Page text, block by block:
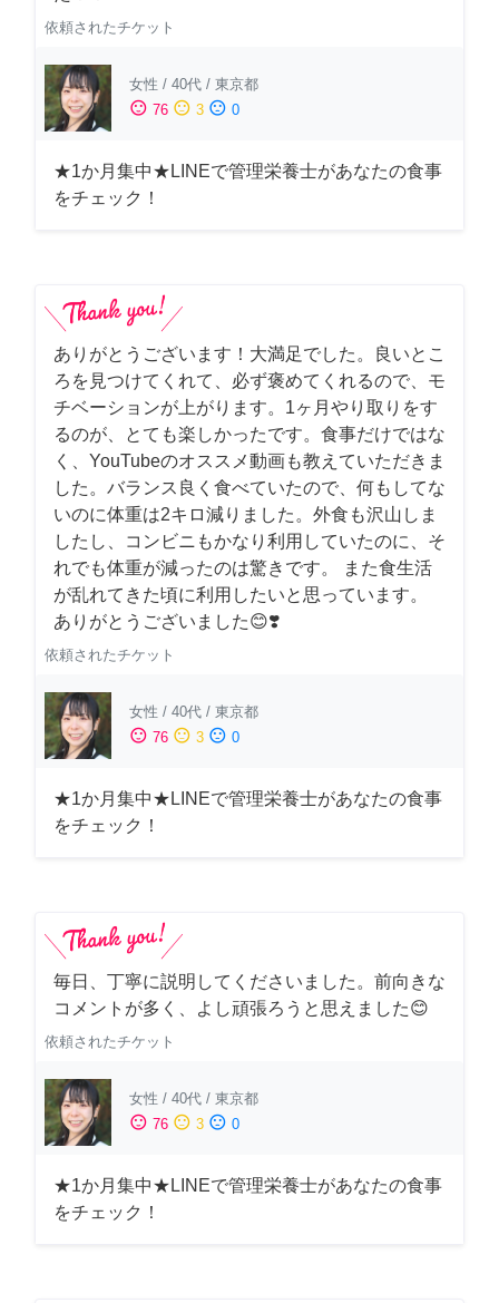
依頼されたチケット
女性 / 40代 / 東京都
sentiment_satisfied 76 sentiment_neutral 3 sentiment_dissatisfied 0
★1か月集中★LINEで管理栄養士があなたの食事
をチェック！
ありがとうございます！大満足でした。良いとこ
ろを見つけてくれて、必ず褒めてくれるので、モ
チベーションが上がります。1ヶ月やり取りをす
るのが、とても楽しかったです。食事だけではな
く、YouTubeのオススメ動画も教えていただきま
した。バランス良く食べていたので、何もしてな
いのに体重は2キロ減りました。外食も沢山しま
したし、コンビニもかなり利用していたのに、そ
れでも体重が減ったのは驚きです。 また食生活
が乱れてきた頃に利用したいと思っています。
ありがとうございました😊❣️
依頼されたチケット
女性 / 40代 / 東京都
sentiment_satisfied 76 sentiment_neutral 3 sentiment_dissatisfied 0
★1か月集中★LINEで管理栄養士があなたの食事
をチェック！
毎日、丁寧に説明してくださいました。前向きな
コメントが多く、よし頑張ろうと思えました😊
依頼されたチケット
女性 / 40代 / 東京都
sentiment_satisfied 76 sentiment_neutral 3 sentiment_dissatisfied 0
★1か月集中★LINEで管理栄養士があなたの食事
をチェック！